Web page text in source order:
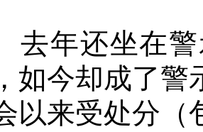
年还坐在警
如今却成了
以来受处分（